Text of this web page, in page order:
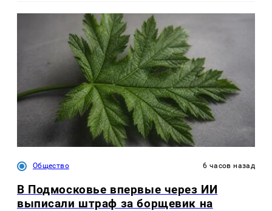
Общество 6 часов назад
В Подмосковье впервые через ИИ
выписали штраф за борщевик на